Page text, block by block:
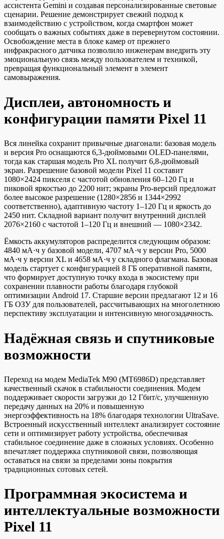
ассистента Gemini и создавая персонализированные световые
сценарии. Решение демонстрирует свежий подход к
взаимодействию с устройством, когда смартфон может
сообщать о важных событиях даже в перевернутом состоянии.
Освобождение места в блоке камер от прежнего
инфракрасного датчика позволило инженерам внедрить эту
эмоциональную связь между пользователем и техникой,
превращая функциональный элемент в элемент
самовыражения.
Дисплеи, автономность и
конфигурации памяти Pixel 11
Вся линейка сохранит привычные диагонали: базовая модель
и версия Pro оснащаются 6,3-дюймовыми OLED-панелями,
тогда как старшая модель Pro XL получит 6,8-дюймовый
экран. Разрешение базовой модели Pixel 11 составит
1080×2424 пикселя с частотой обновления 60–120 Гц и
пиковой яркостью до 2200 нит; экраны Pro-версий предложат
более высокое разрешение (1280×2856 и 1344×2992
соответственно), адаптивную частоту 1–120 Гц и яркость до
2450 нит. Складной вариант получит внутренний дисплей
2076×2160 с частотой 1–120 Гц и внешний — 1080×2342.
Ёмкость аккумуляторов распределится следующим образом:
4840 мА·ч у базовой модели, 4707 мА·ч у версии Pro, 5000
мА·ч у версии XL и 4658 мА·ч у складного флагмана. Базовая
модель стартует с конфигурацией 8 ГБ оперативной памяти,
что формирует доступную точку входа в экосистему при
сохранении плавности работы благодаря глубокой
оптимизации Android 17. Старшие версии предлагают 12 и 16
ГБ ОЗУ для пользователей, рассчитывающих на многолетнюю
перспективу эксплуатации и интенсивную многозадачность.
Надёжная связь и спутниковые
возможности
Переход на модем MediaTek M90 (MT6986D) представляет
качественный скачок в стабильности соединения. Модем
поддерживает скорости загрузки до 12 Гбит/с, улучшенную
передачу данных на 20% и повышенную
энергоэффективность на 18% благодаря технологии UltraSave.
Встроенный искусственный интеллект анализирует состояние
сети и оптимизирует работу устройства, обеспечивая
стабильное соединение даже в сложных условиях. Особенно
впечатляет поддержка спутниковой связи, позволяющая
оставаться на связи за пределами зоны покрытия
традиционных сотовых сетей.
Программная экосистема и
интеллектуальные возможности
Pixel 11